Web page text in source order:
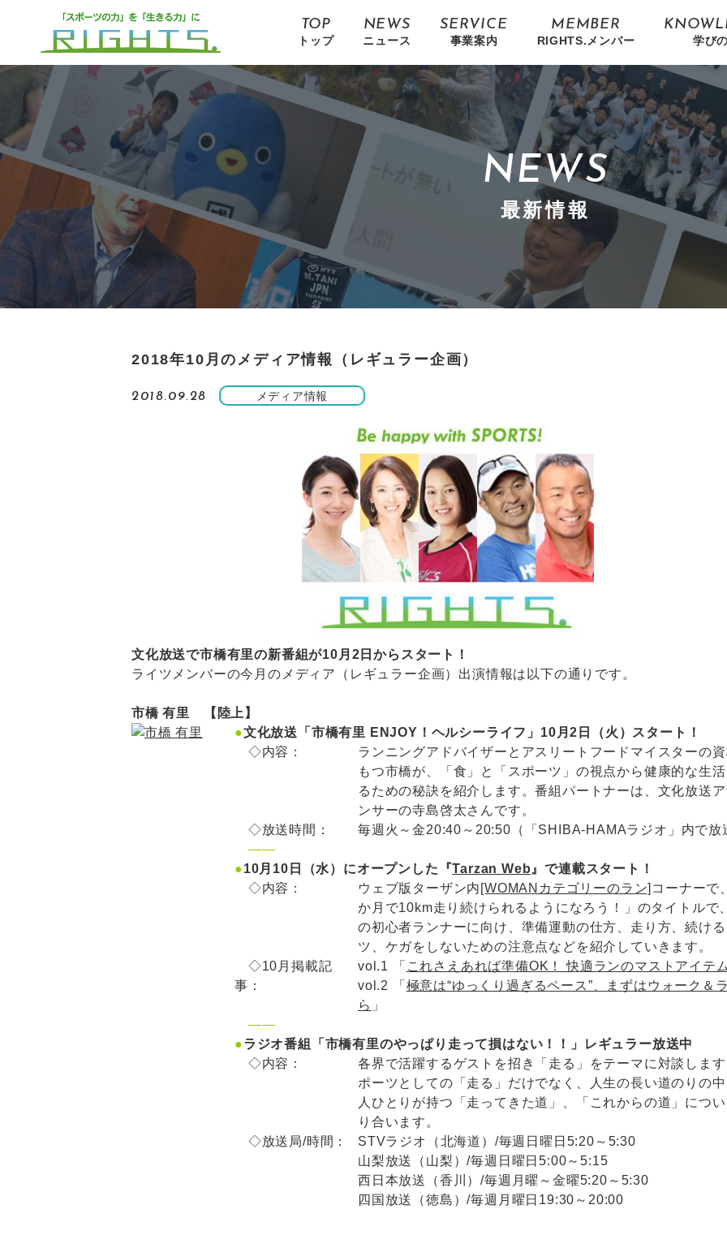
TOP
トップ
NEWS
ニュース
SERVICE
事業案内
MEMBER
RIGHTS.メンバー 学び
NEWS
最新情報
2018年10月のメディア情報（レギュラー企画）
2018.09.28 メディア情報
文化放送で市橋有里の新番組が10月2日からスタート！
ライツメンバーの今月のメディア（レギュラー企画）出演情報は以下の通りです。
市橋 有里 【陸上】
●文化放送「市橋有里 ENJOY！ヘルシーライフ」10月2日（火）スタート！
◇内容：
ランニングアドバイザーとアスリートフードマイスターの
もつ市橋が、「食」と「スポーツ」の視点から健康的な生
るための秘訣を紹介します。番組パートナーは、文化放送
ンサーの寺島啓太さんです。
◇放送時間：
毎週火～金20:40～20:50（「SHIBA-HAMAラジオ」内で放
——
●10月10日（水）にオープンした『Tarzan Web 』で連載スタート！
◇内容：
ウェブ版ターザン内 [WOMANカテゴリーのラン] コーナーで
か月で10km走り続けられるようになろう！」のタイトルで
の初心者ランナーに向け、準備運動の仕方、走り方、続け
ツ、ケガをしないための注意点などを紹介していきます。
◇10月掲載記
事：
vol.1 「 これさえあれば準備OK！ 快適ランのマストアイテ
vol.2 「 極意は“ゆっくり過ぎるペース”、まずはウォーク＆
ら 」
——
●ラジオ番組「市橋有里のやっぱり走って損はない！！」レギュラー放送中
◇内容：
各界で活躍するゲストを招き「走る」をテーマに対談しま
ポーツとしての「走る」だけでなく、人生の長い道のりの
人ひとりが持つ「走ってきた道」、「これからの道」につ
り合います。
◇放送局/時間：
STVラジオ（北海道）/毎週日曜日5:20～5:30
山梨放送（山梨）/毎週日曜日5:00～5:15
西日本放送（香川）/毎週月曜～金曜5:20～5:30
四国放送（徳島）/毎週月曜日19:30～20:00